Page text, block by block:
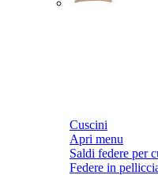
Cuscini
Apri menu
Saldi federe per
Federe in